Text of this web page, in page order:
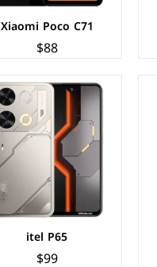
Xiaomi Poco C71
$88
itel P65
$99
الشاشة:
المعالج:Unisoc T606
الكاميرات:
خلفية 13+0.08 م.ب/ امامية 5 م.ب
الذاكرة+الرام:
نظام التشغيل:
البطارية:
عرض المواصفات ←